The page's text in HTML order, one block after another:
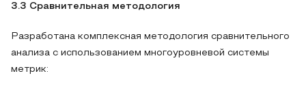
3.3 Сравнительная методология
Разработана комплексная методология сравнительного
анализа с использованием многоуровневой системы
метрик: